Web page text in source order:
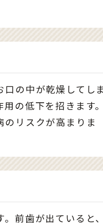
の中が乾燥してしま
の低下を招きます。
リスクが高まりま
前歯が出ていると、